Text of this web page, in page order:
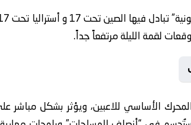
لقمة الليلة مرتفعاً جداً.
الأساسي للاعبين، ويؤثر بشكل مباشر